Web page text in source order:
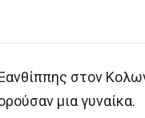
στον
μια γυναίκα.